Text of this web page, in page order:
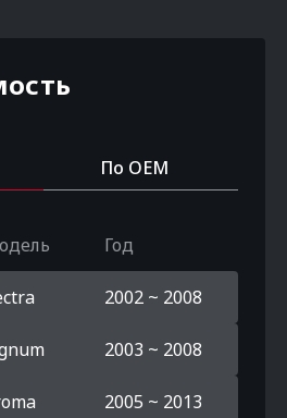
По OEM
Год
2002 ~ 2008
2003 ~ 2008
2005 ~ 2013